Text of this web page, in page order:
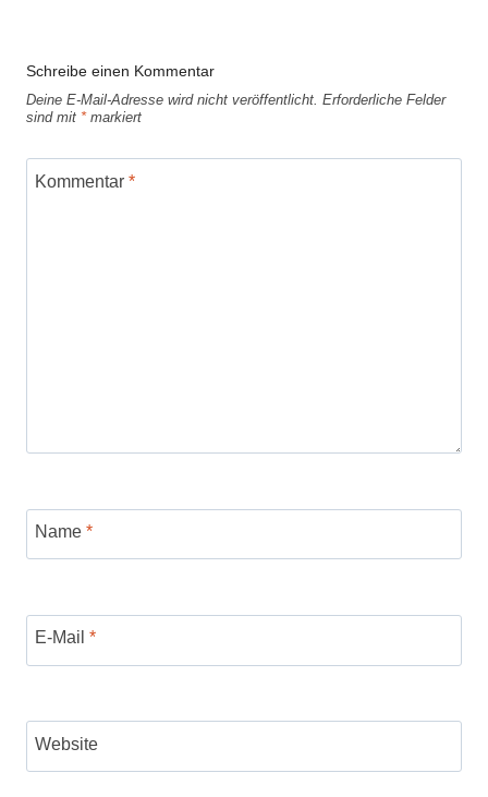
Schreibe einen Kommentar
Deine E-Mail-Adresse wird nicht veröffentlicht. Erforderliche Felder
sind mit *markiert
Kommentar *
Name *
E-Mail *
Website